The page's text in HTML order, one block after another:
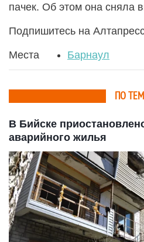
пачек. Об этом она сняла
Подпишитесь на
Места Барнаул
ПО
В Бийске
аварийного жилья